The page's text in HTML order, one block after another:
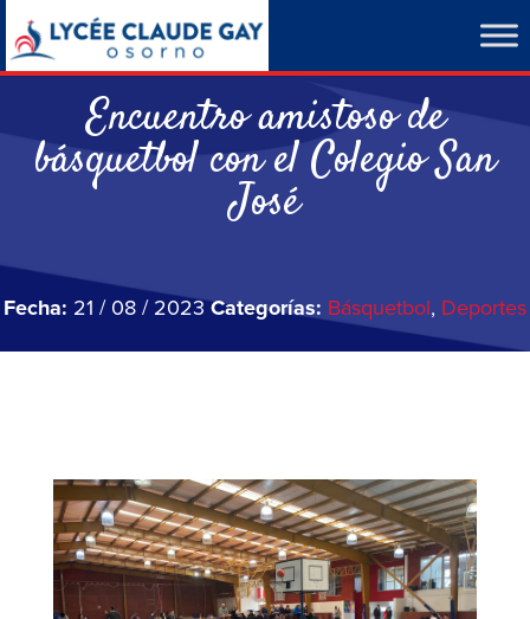
Encuentro amistoso de
básquetbol con el Colegio San
José
Fecha: 21 / 08 / 2023Categorías: Básquetbol, Deportes